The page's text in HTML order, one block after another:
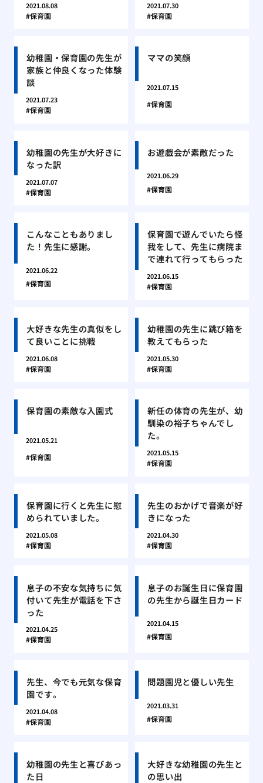
2021.08.08
保育園
2021.07.30
保育園
幼稚園・保育園の先生が
家族と仲良くなった体験
談
2021.07.23
保育園
ママの笑顔
2021.07.15
保育園
幼稚園の先生が大好きに
なった訳
2021.07.07
保育園
お遊戯会が素敵だった
2021.06.29
保育園
こんなこともありまし
た！先生に感謝。
2021.06.22
保育園
保育園で遊んでいたら怪
我をして、先生に病院ま
で連れて行ってもらった
2021.06.15
保育園
大好きな先生の真似をし
て良いことに挑戦
2021.06.08
保育園
幼稚園の先生に跳び箱を
教えてもらった
2021.05.30
保育園
保育園の素敵な入園式
2021.05.21
保育園
新任の体育の先生が、幼
馴染の裕子ちゃんでし
た。
2021.05.15
保育園
保育園に行くと先生に慰
められていました。
2021.05.08
保育園
先生のおかげで音楽が好
きになった
2021.04.30
保育園
息子の不安な気持ちに気
付いて先生が電話を下さ
った
2021.04.25
保育園
息子のお誕生日に保育園
の先生から誕生日カード
2021.04.15
保育園
先生、今でも元気な保育
園です。
2021.04.08
保育園
問題園児と優しい先生
2021.03.31
保育園
幼稚園の先生と喜びあっ
た日
大好きな幼稚園の先生と
の思い出